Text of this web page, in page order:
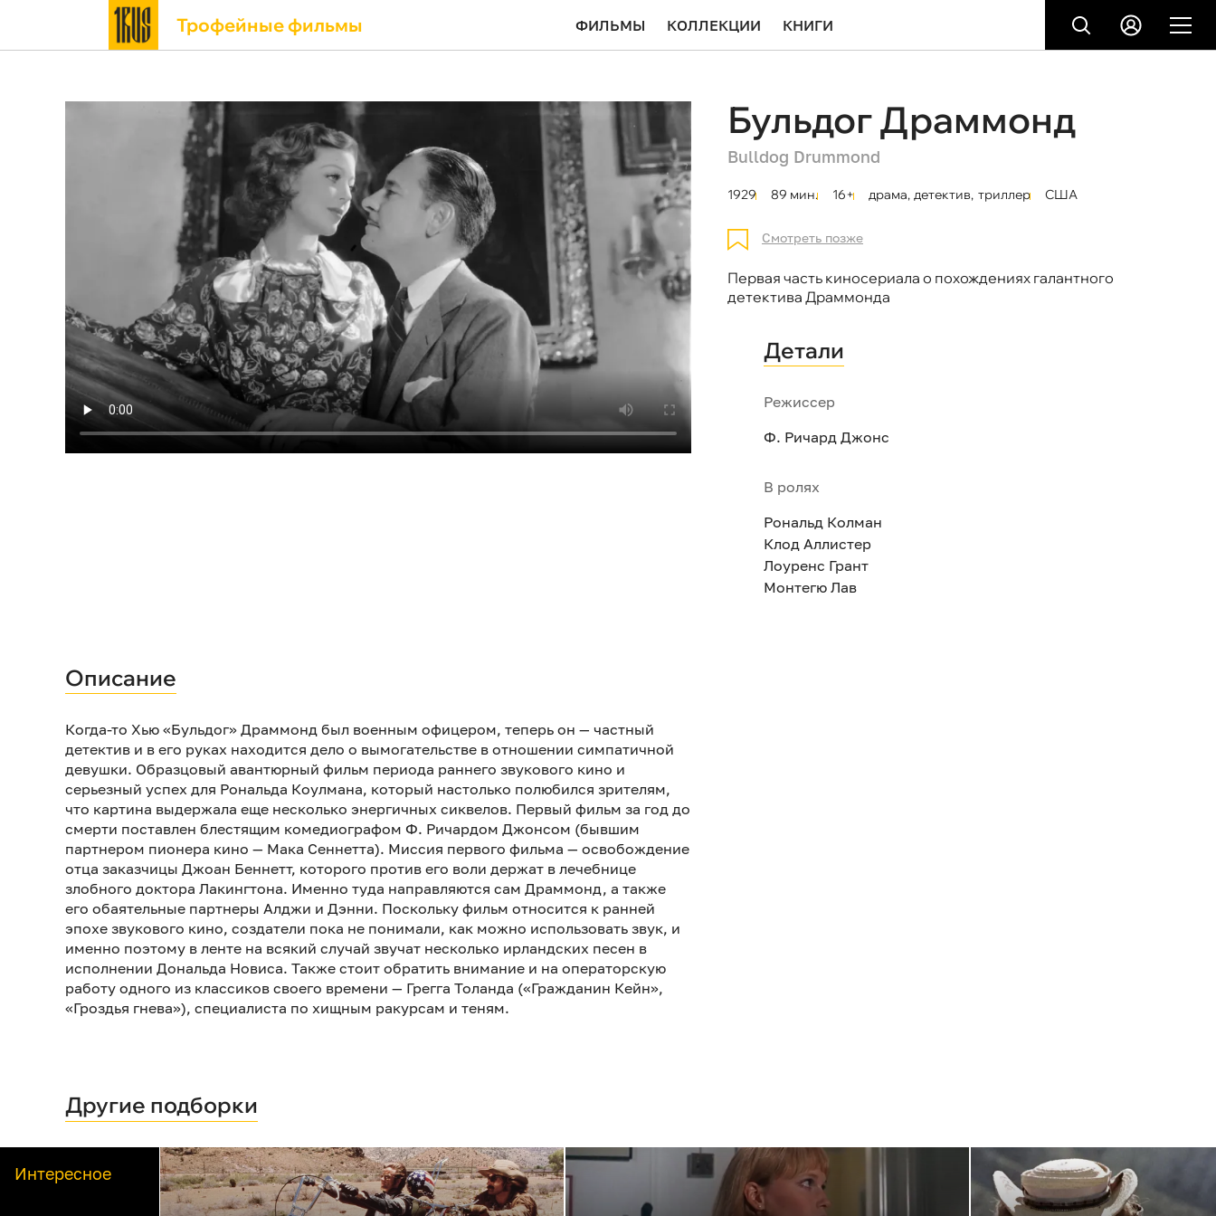
Трофейные фильмы ФИЛЬМЫ КОЛЛЕКЦИИ КНИГИ
Бульдог Драммонд
Bulldog Drummond
1929 89 мин. 16+ драма, детектив, триллер США
Смотреть позже
Первая часть киносериала о похождениях галантного
детектива Драммонда
Детали
Режиссер
Ф. Ричард Джонс
В ролях
Рональд Колман
Клод Аллистер
Лоуренс Грант
Монтегю Лав
Описание
Когда-то Хью «Бульдог» Драммонд был военным офицером, теперь он — частный
детектив и в его руках находится дело о вымогательстве в отношении симпатичной
девушки. Образцовый авантюрный фильм периода раннего звукового кино и
серьезный успех для Рональда Коулмана, который настолько полюбился зрителям,
что картина выдержала еще несколько энергичных сиквелов. Первый фильм за год до
смерти поставлен блестящим комедиографом Ф. Ричардом Джонсом (бывшим
партнером пионера кино — Мака Сеннетта). Миссия первого фильма — освобождение
отца заказчицы Джоан Беннетт, которого против его воли держат в лечебнице
злобного доктора Лакингтона. Именно туда направляются сам Драммонд, а также
его обаятельные партнеры Алджи и Дэнни. Поскольку фильм относится к ранней
эпохе звукового кино, создатели пока не понимали, как можно использовать звук, и
именно поэтому в ленте на всякий случай звучат несколько ирландских песен в
исполнении Дональда Новиса. Также стоит обратить внимание и на операторскую
работу одного из классиков своего времени — Грегга Толанда («Гражданин Кейн»,
«Гроздья гнева»), специалиста по хищным ракурсам и теням.
Другие подборки
Интересное